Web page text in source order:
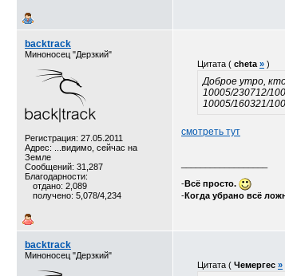
backtrack
Миноносец "Дерзкий"
Регистрация: 27.05.2011
Адрес: ...видимо, сейчас на
Земле
Сообщений: 31,287
Благодарности:
отдано: 2,089
получено: 5,078/4,234
Цитата ( cheta » )
Доброе утро,
10005/230712/
10005/160321/
смотреть тут
-Всё просто.
-Когда убрано всё
backtrack
Миноносец "Дерзкий"
Цитата ( Чемергес »